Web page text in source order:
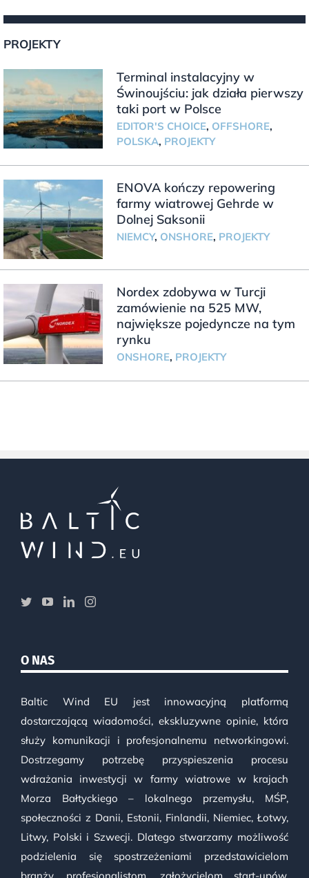
PROJEKTY
Terminal instalacyjny w
Świnoujściu: jak działa pierwszy
taki port w Polsce
EDITOR'S CHOICE, OFFSHORE,
POLSKA, PROJEKTY
ENOVA kończy repowering
farmy wiatrowej Gehrde w
Dolnej Saksonii
NIEMCY, ONSHORE, PROJEKTY
Nordex zdobywa w Turcji
zamówienie na 525 MW,
największe pojedyncze na tym
rynku
ONSHORE, PROJEKTY
O NAS
Baltic Wind EU jest innowacyjną platformą
dostarczającą wiadomości, ekskluzywne opinie, która
służy komunikacji i profesjonalnemu networkingowi.
Dostrzegamy potrzebę przyspieszenia procesu
wdrażania inwestycji w farmy wiatrowe w krajach
Morza Bałtyckiego – lokalnego przemysłu, MŚP,
społeczności z Danii, Estonii, Finlandii, Niemiec, Łotwy,
Litwy, Polski i Szwecji. Dlatego stwarzamy możliwość
podzielenia się spostrzeżeniami przedstawicielom